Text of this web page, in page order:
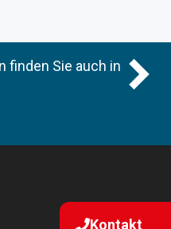
Kontakt
finden Sie auch in